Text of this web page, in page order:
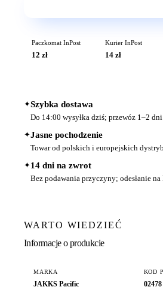
Paczkomat InPost
12 zł
Kurier InPost
14 zł
✦Szybka dostawa
Do 14:00 wysyłka dziś; przewóz 1–2
✦Jasne pochodzenie
Towar od polskich i europejskich
✦14 dni na zwrot
Bez podawania przyczyny; odesłanie
WARTO WIEDZIEĆ
Informacje o produkcie
MARKA
JAKKS Pacific
KOD